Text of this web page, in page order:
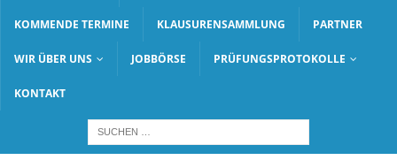
KOMMENDE TERMINE KLAUSURENSAMMLUNG PARTNER
WIR ÜBER UNS JOBBÖRSE PRÜFUNGSPROTOKOLLE
KONTAKT